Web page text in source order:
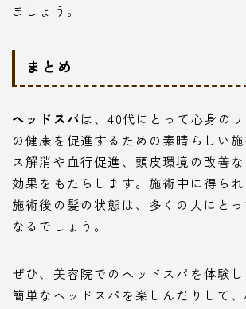
ましょう。
まとめ
ヘッドスパは、40代にとって心身の
の健康を促進するための素晴らしい
ス解消や血行促進、頭皮環境の改善
効果をもたらします。施術中に得られ
施術後の髪の状態は、多くの人にと
なるでしょう。
ぜひ、美容院でのヘッドスパを体験
簡単なヘッドスパを楽しんだりして